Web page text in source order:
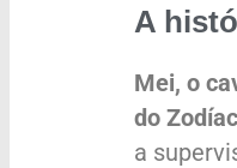
A
Mei, o
do
a